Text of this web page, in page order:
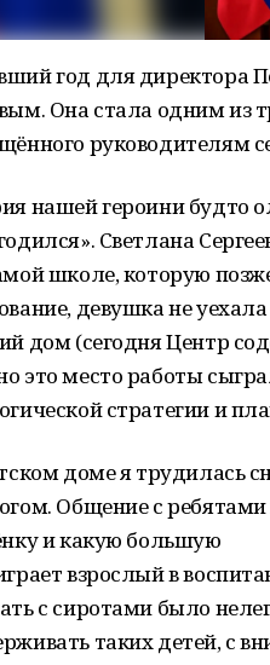
год для директора
Она стала одним из
руководителям
нашей героини будто
Светлана
школе, которую
девушка не
дом (сегодня Центр
это место работы
стратегии и
доме я трудилась
Общение с
и какую большую
взрослый в
с сиротами было
таких детей, с